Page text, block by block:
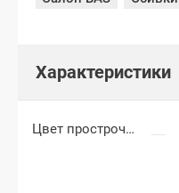
Характеристики
Цвет прострочки